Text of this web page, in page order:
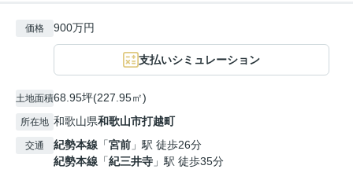
価格 900万円
支払いシミュレーション
土地面積68.95坪(227.95㎡)
所在地 和歌山県和歌山市打越町
交通 紀勢本線 「宮前 」駅 徒歩26分
紀勢本線 「紀三井寺 」駅 徒歩35分